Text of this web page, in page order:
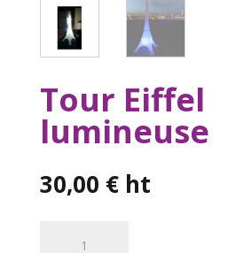
Tour Eiffel
lumineuse
30,00 € ht